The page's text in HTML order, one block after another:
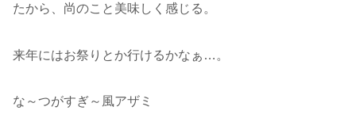
たから、尚のこと美味しく感じる。
来年にはお祭りとか行けるかなぁ…。
な～つがすぎ～風アザミ